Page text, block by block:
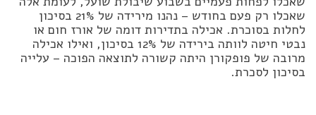
שאכלו רק פעם בחודש – נהנו מירידה של 21% בסיכון
לחלות בסוכרת. אכילה בתדירות דומה של אורז חום או
נבטי חיטה לוותה בירידה של 12% בסיכון, ואילו אכילה
מרובה של פופקורן היתה קשורה לתוצאה הפוכה – עלייה
בסיכון לסכרת.